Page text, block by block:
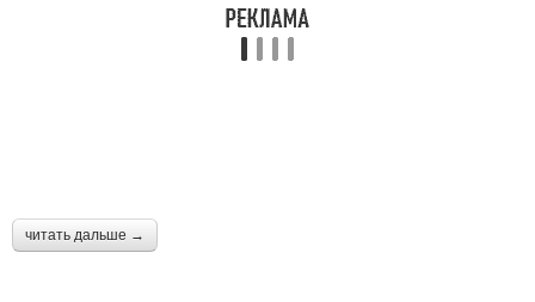
читать дальше →